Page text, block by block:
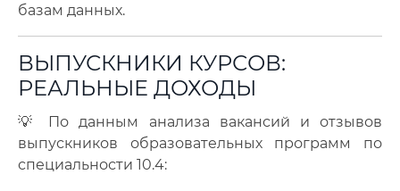
базам данных.
ВЫПУСКНИКИ КУРСОВ:
РЕАЛЬНЫЕ ДОХОДЫ
💡 По данным анализа вакансий и отзывов
выпускников образовательных программ по
специальности 10.4: